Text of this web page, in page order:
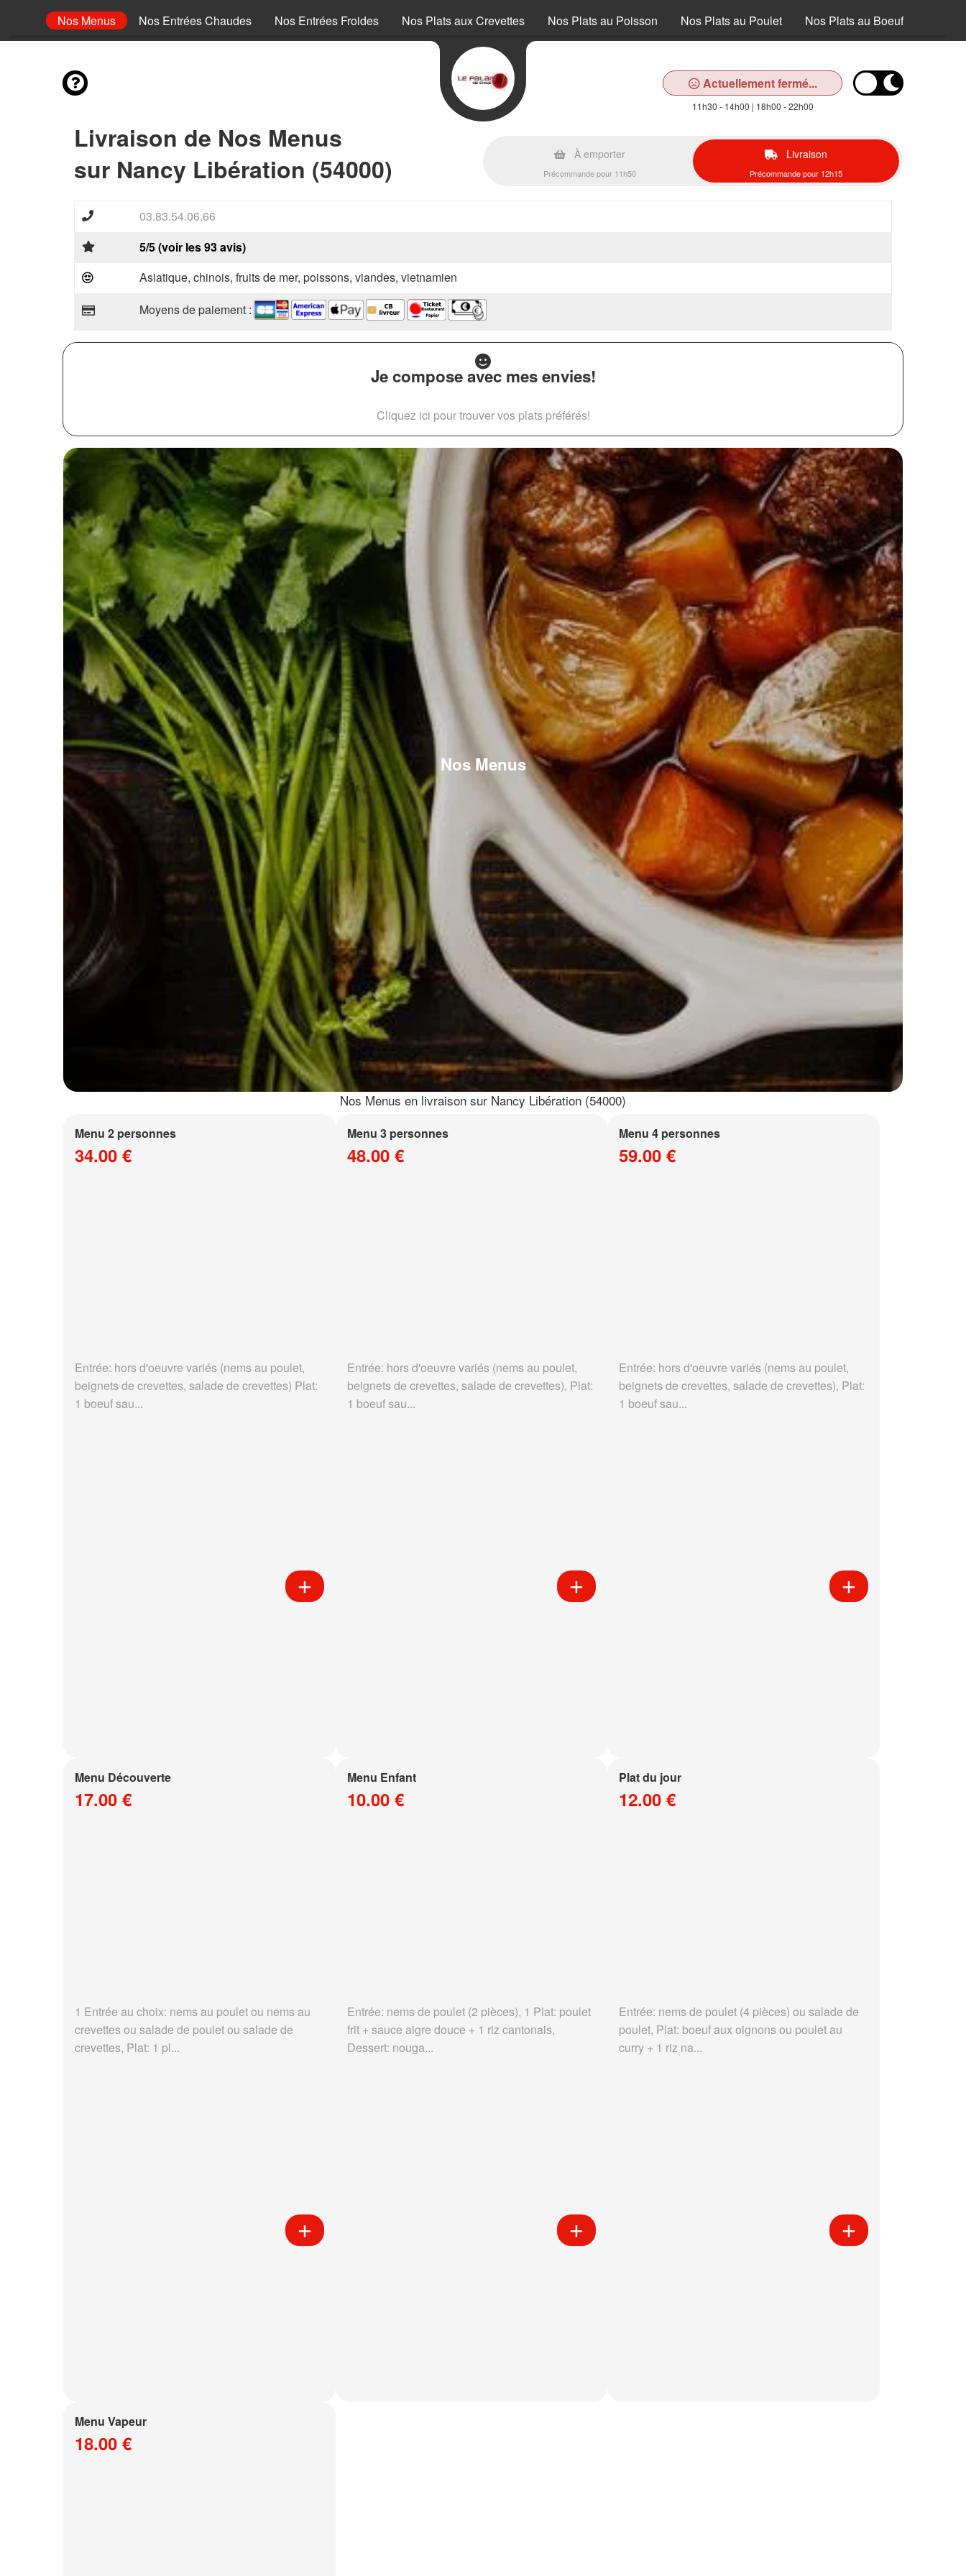
Nos Menus Nos Entrées Chaudes Nos Entrées Froides Nos Plats aux Crevettes Nos Plats au Poisson Nos Plats au Poulet Nos Plats au Boeuf
Actuellement fermé...
11h30 - 14h00 | 18h00 - 22h00
Livraison de Nos Menus
sur Nancy Libération (54000)
À emporter
Précommande pour 11h50
Livraison
Précommande pour 12h15
03.83.54.06.66
5/5 (voir les 93 avis)
Asiatique, chinois, fruits de mer, poissons, viandes, vietnamien
Moyens de paiement :
Je compose avec mes envies!
Cliquez ici pour trouver vos plats préférés!
Nos Menus
Nos Menus en livraison sur Nancy Libération (54000)
Menu 2 personnes
34.00 €
Entrée: hors d'oeuvre variés (nems au poulet,
beignets de crevettes, salade de crevettes) Plat:
1 boeuf sau...
Menu 3 personnes
48.00 €
Entrée: hors d'oeuvre variés (nems au poulet,
beignets de crevettes, salade de crevettes), Plat:
1 boeuf sau...
Menu 4 personnes
59.00 €
Entrée: hors d'oeuvre variés (nems au poulet,
beignets de crevettes, salade de crevettes), Plat:
1 boeuf sau...
Menu Découverte
17.00 €
1 Entrée au choix: nems au poulet ou nems au
crevettes ou salade de poulet ou salade de
crevettes, Plat: 1 pl...
Menu Enfant
10.00 €
Entrée: nems de poulet (2 pièces), 1 Plat: poulet
frit + sauce aigre douce + 1 riz cantonais,
Dessert: nouga...
Plat du jour
12.00 €
Entrée: nems de poulet (4 pièces) ou salade de
poulet, Plat: boeuf aux oignons ou poulet au
curry + 1 riz na...
Menu Vapeur
18.00 €